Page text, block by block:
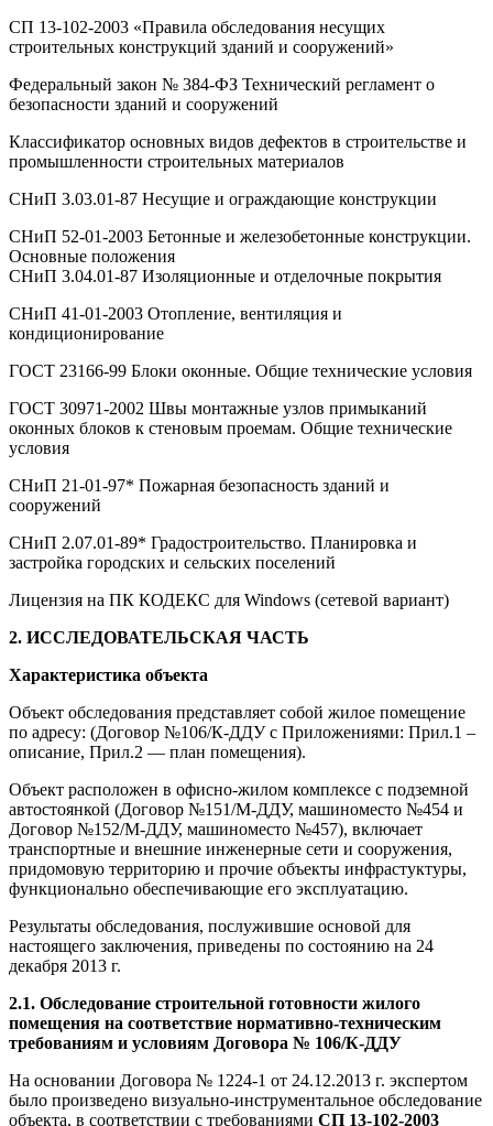
СП 13-102-2003 «Правила обследования несущих
строительных конструкций зданий и сооружений»
Федеральный закон № 384-ФЗ Технический регламент о
безопасности зданий и сооружений
Классификатор основных видов дефектов в строительстве и
промышленности строительных материалов
СНиП 3.03.01-87 Несущие и ограждающие конструкции
СНиП 52-01-2003 Бетонные и железобетонные конструкции.
Основные положения
СНиП 3.04.01-87 Изоляционные и отделочные покрытия
СНиП 41-01-2003 Отопление, вентиляция и
кондиционирование
ГОСТ 23166-99 Блоки оконные. Общие технические условия
ГОСТ 30971-2002 Швы монтажные узлов примыканий
оконных блоков к стеновым проемам. Общие технические
условия
СНиП 21-01-97* Пожарная безопасность зданий и
сооружений
СНиП 2.07.01-89* Градостроительство. Планировка и
застройка городских и сельских поселений
Лицензия на ПК КОДЕКС для Windows (сетевой вариант)
2. ИССЛЕДОВАТЕЛЬСКАЯ ЧАСТЬ
Характеристика объекта
Объект обследования представляет собой жилое помещение
по адресу: (Договор №106/К-ДДУ с Приложениями: Прил.1 –
описание, Прил.2 — план помещения).
Объект расположен в офисно-жилом комплексе с подземной
автостоянкой (Договор №151/М-ДДУ, машиноместо №454 и
Договор №152/М-ДДУ, машиноместо №457), включает
транспортные и внешние инженерные сети и сооружения,
придомовую территорию и прочие объекты инфрастуктуры,
функционально обеспечивающие его эксплуатацию.
Результаты обследования, послужившие основой для
настоящего заключения, приведены по состоянию на 24
декабря 2013 г.
2.1. Обследование строительной готовности жилого
помещения на соответствие нормативно-техническим
требованиям и условиям Договора № 106/К-ДДУ
На основании Договора № 1224-1 от 24.12.2013 г. экспертом
было произведено визуально-инструментальное обследование
объекта, в соответствии с требованиями СП 13-102-2003